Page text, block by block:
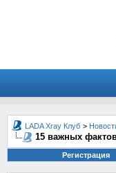
LADA Xray Клуб >
15 важных
Регистрация